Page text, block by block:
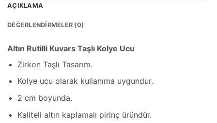
AÇIKLAMA
DEĞERLENDIRMELER (0)
Altın Rutilli Kuvars Taşlı Kolye Ucu
Zirkon Taşlı Tasarım.
Kolye ucu olarak kullanıma uygundur.
2 cm boyunda.
Kaliteli altın kaplamalı pirinç üründür.